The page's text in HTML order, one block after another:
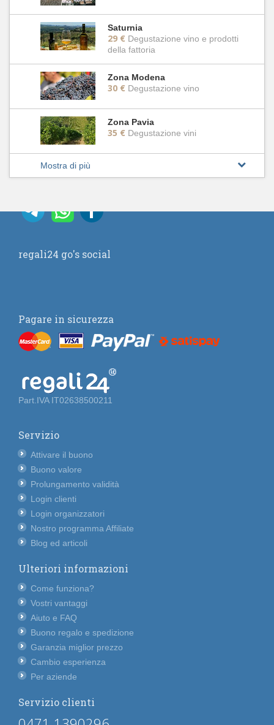
Saturnia
29 € Degustazione vino e prodotti
della fattoria
Zona Modena
30 € Degustazione vino
Zona Pavia
35 € Degustazione vini
Mostra di più
regali24 go's social
Pagare in sicurezza
Part.IVA IT02638500211
Servizio
Attivare il buono
Buono valore
Prolungamento validità
Login clienti
Login organizzatori
Nostro programma Affiliate
Blog ed articoli
Ulteriori informazioni
Come funziona?
Vostri vantaggi
Aiuto e FAQ
Buono regalo e spedizione
Garanzia miglior prezzo
Cambio esperienza
Per aziende
Servizio clienti